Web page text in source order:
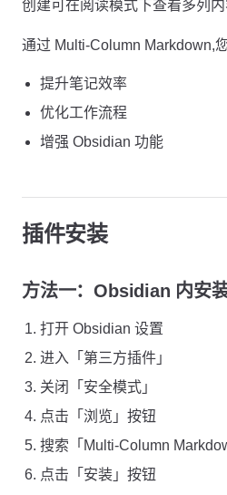
创建可在阅读模式下查看多列内
通过 Multi-Column Markdown,
提升笔记效率
优化工作流程
增强 Obsidian 功能
插件安装
方法一：Obsidian 内安装
打开 Obsidian 设置
进入「第三方插件」
关闭「安全模式」
点击「浏览」按钮
搜索「Multi-Column
点击「安装」按钮